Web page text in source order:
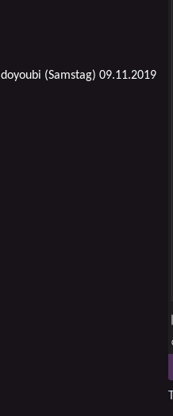
doyoubi (Samstag) 09.11.2019